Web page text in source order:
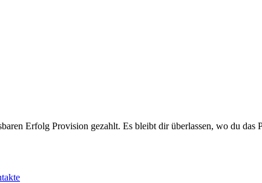
Erfolg Provision gezahlt. Es bleibt dir überlassen, wo du das